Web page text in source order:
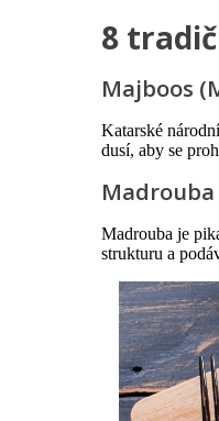
8
Majboos
Katarské
dusí, aby se
Madrouba
Madrouba je
strukturu a